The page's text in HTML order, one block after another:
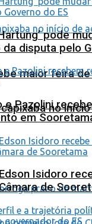
maior feira
no
pode
disputa pelo
e Pazolini
em
Isidoro
de